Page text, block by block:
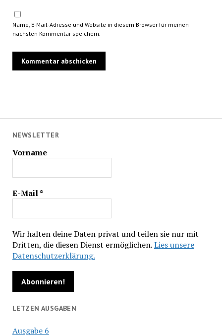
NEWSLETTER
Vorname
E-Mail*
Wir halten deine Daten privat und teilen sie nur mit
Dritten, die diesen Dienst ermöglichen.Lies unsere
Datenschutzerklärung.
LETZEN AUSGABEN
Ausgabe 6
Name, E-Mail-Adresse und Website in diesem Browser für meinen
nächsten Kommentar speichern.